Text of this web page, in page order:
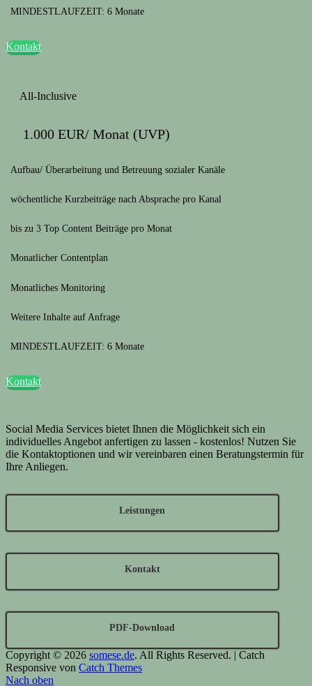
MINDESTLAUFZEIT: 6 Monate
Kontakt
All-Inclusive
1.000 EUR/ Monat (UVP)
Aufbau/ Überarbeitung und Betreuung sozialer Kanäle
wöchentliche Kurzbeiträge nach Absprache pro Kanal
bis zu 3 Top Content Beiträge pro Monat
Monatlicher Contentplan
Monatliches Monitoring
Weitere Inhalte auf Anfrage
MINDESTLAUFZEIT: 6 Monate
Kontakt
Social Media Services bietet Ihnen die Möglichkeit sich ein
individuelles Angebot anfertigen zu lassen - kostenlos! Nutzen Sie
die Kontaktoptionen und wir vereinbaren einen Beratungstermin für
Ihre Anliegen.
Leistungen
Kontakt
PDF-Download
Copyright © 2026 somese.de. All Rights Reserved. | Catch
Responsive von Catch Themes
Nach oben